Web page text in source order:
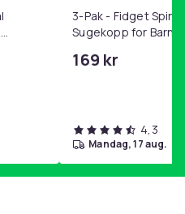
3-Pak - Fidget
Sugekopp for Barn
169 kr
4,3
mandag, 17 aug.